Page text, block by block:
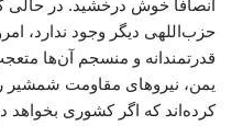
انصافاً خوش درخشید. در
حزب‌اللهی دیگر وجود ندارد،
قدرتمندانه و منسجم آن‌ها
یمن، نیروهای مقاومت شمشیر
کرده‌اند که اگر کشوری بخواهد